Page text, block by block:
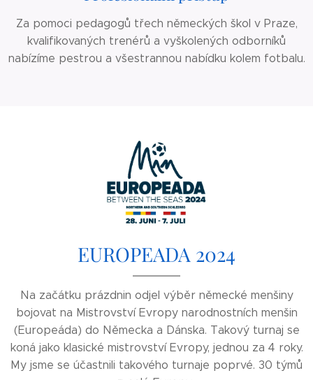
Za pomoci pedagogů třech německých škol v Praze,
kvalifikovaných trenérů a vyškolených odborníků
nabízíme pestrou a všestrannou nabídku kolem fotbalu.
EUROPEADA 2024
Na začátku prázdnin odjel výběr německé menšiny
bojovat na Mistrovství Evropy narodnostních menšin
(Europeáda) do Německa a Dánska. Takový turnaj se
koná jako klasické mistrovství Evropy, jednou za 4 roky.
My jsme se účastnili takového turnaje poprvé. 30 týmů